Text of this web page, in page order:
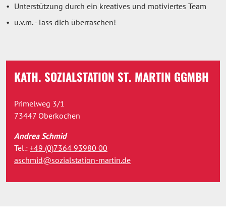
Unterstützung durch ein kreatives und motiviertes Team
u.v.m. - lass dich überraschen!
KATH. SOZIALSTATION ST. MARTIN GGMBH
Primelweg 3/1
73447 Oberkochen
Andrea Schmid
Tel.: +49 (0)7364 93980 00
aschmid@sozialstation-martin.de